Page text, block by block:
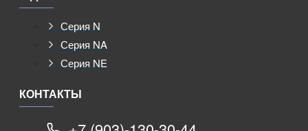
Серия N
Серия NA
Серия NE
КОНТАКТЫ